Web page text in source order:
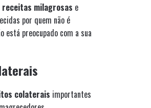
receitas milagrosas e
por quem não é
está preocupado com a sua
colaterais importantes